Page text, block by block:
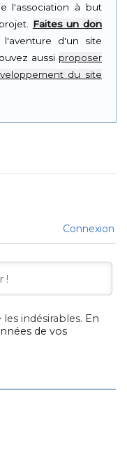
l'association à but
Faites un don
d'un site
aussi proposer
du site
Connexion
indésirables. En
de vos